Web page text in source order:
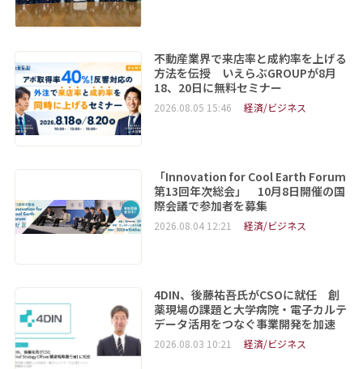
不動産業界で来店率と成約率を上げる
方法を伝授 いえらぶGROUPが8月
18、20日に無料セミナー
2026.08.05 15:46 経済/ビジネス
「Innovation for Cool Earth Forum
第13回年次総会」 10月8日開催の国
際会議で参加者を募集
2026.08.04 12:21 経済/ビジネス
4DIN、後藤祐吾氏がCSOに就任 創
薬現場の課題と大学病院・電子カルテ
データ活用をつなぐ事業開発を加速
2026.08.03 10:21 経済/ビジネス